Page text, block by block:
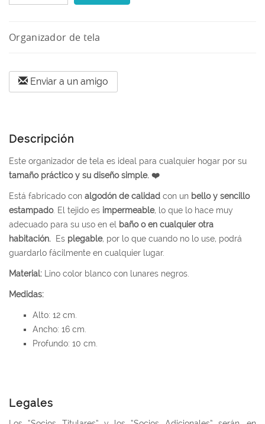
Organizador de tela
Enviar a un amigo
Descripción
Este organizador de tela es ideal para cualquier hogar por su
tamaño práctico y su diseño simple. ❤️
Está fabricado con algodón de calidad con un bello y sencillo
estampado. El tejido es impermeable, lo que lo hace muy
adecuado para su uso en el
baño o en cualquier otra
habitación.
Es plegable, por lo que cuando no lo use, podrá
guardarlo fácilmente en cualquier lugar.
Material: Lino color blanco con lunares negros.
Medidas:
Alto: 12 cm.
Ancho: 16 cm.
Profundo: 10 cm.
Legales